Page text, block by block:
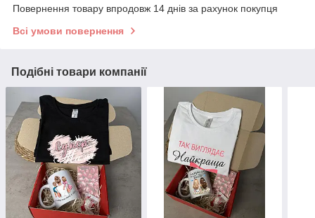
Повернення товару впродовж 14 днів за рахунок покупця
Всі умови повернення
Подібні товари компанії